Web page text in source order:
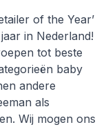
of the Year’
in Nederland!
tot beste
baby
andere
als
Wij mogen ons